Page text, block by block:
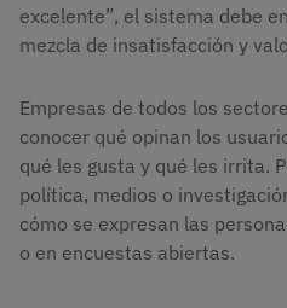
excelente”, el sistema debe
mezcla de insatisfacción y
Empresas de todos los
conocer qué opinan los
qué les gusta y qué les irrita.
política, medios o
cómo se expresan las
o en encuestas abiertas.